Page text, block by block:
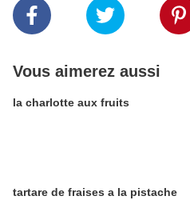
Vous aimerez aussi
la charlotte aux fruits
tartare de fraises a la pistache